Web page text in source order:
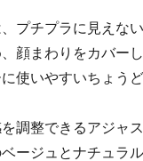
プチプラに見えな
顔まわりをカバー
使いやすいちょう
調整できるアジャ
ージュとナチュラル